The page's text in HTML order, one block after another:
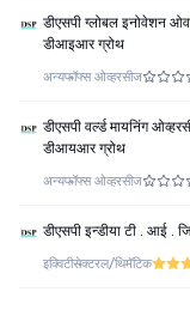
डीएसपी ग्लोबल इनोवेशन
डीआइआर ग्रोथ
अन्यफॉफ्स ओव्हरसीज
डीएसपी वर्ल्ड मायनिंग
डीआयआर ग्रोथ
अन्यफॉफ्स ओव्हरसीज
डीएसपी इन्डीया टी . आई .
इक्विटीसेक्टरल/थिमॅटिक